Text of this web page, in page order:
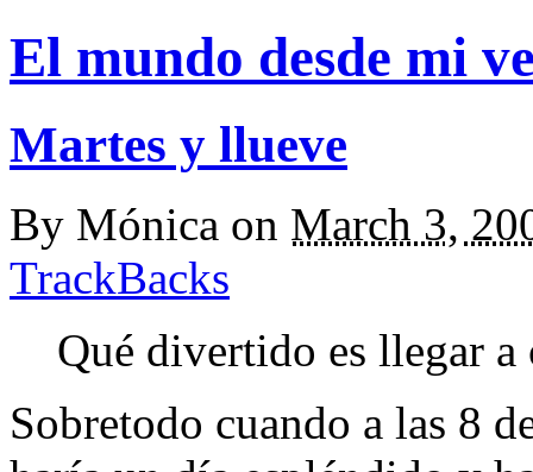
El mundo desde mi
Martes y llueve
By Mónica on March 3,
TrackBacks
Qué divertido es llegar a
Sobretodo cuando a las 8